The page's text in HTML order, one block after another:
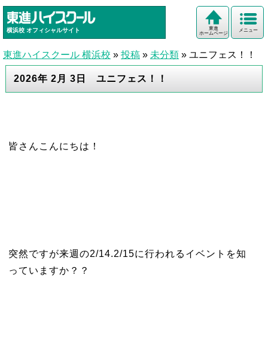
横浜校 オフィシャルサイト メニュー
東進
ホームページ
東進ハイスクール 横浜校 » 投稿 » 未分類 » ユニフェス！！
2026年 2月 3日 ユニフェス！！
皆さんこんにちは！
突然ですが来週の2/14.2/15に行われるイベントを知
っていますか？？